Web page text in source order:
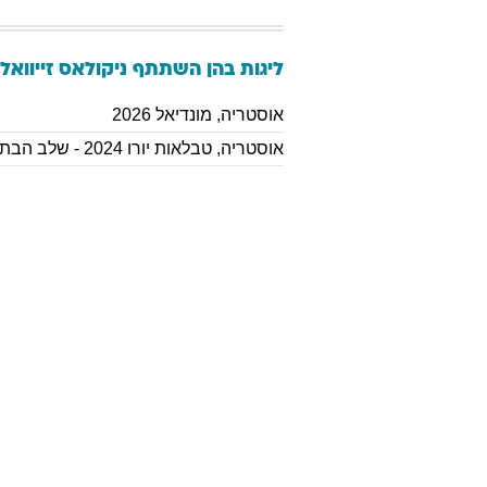
ליגות בהן השתתף ניקולאס
אוסטריה, מונדיאל 2026
אוסטריה, טבלאות יורו 2024 - שלב הבתים